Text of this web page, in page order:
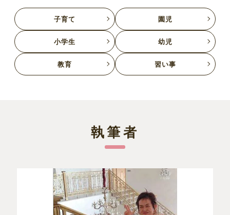
子育て 園児
小学生 幼児
教育 習い事
執筆者